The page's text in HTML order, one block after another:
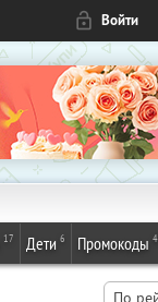
Войти
17 Дети 6 Промокоды
По